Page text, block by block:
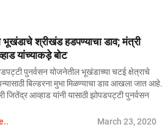
भूखंडाचे श्रीखंड हडपण्याचा डाव; मंत्री
यांच्याकड़े बोट
पुनर्वसन योजनेतील भूखंडाच्या चटई क्षेत्राचे
बिल्डरना मुभा मिळण्याचा डाव आखला जात आहे.
जितेंद्र आव्हाड यांनी यासाठी झोपडपट्टी पुनर्वसन
March 23, 2020